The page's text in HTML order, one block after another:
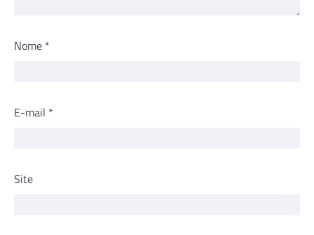
Nome *
E-mail *
Site